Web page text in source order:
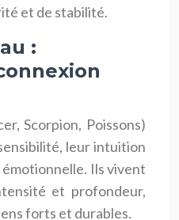
et de stabilité.
:
Scorpion, Poissons)
leur intuition
Ils vivent
et profondeur,
forts et durables.